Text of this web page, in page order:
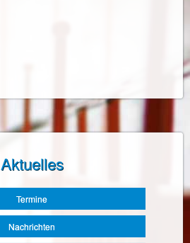
Aktuelles
Termine
Nachrichten